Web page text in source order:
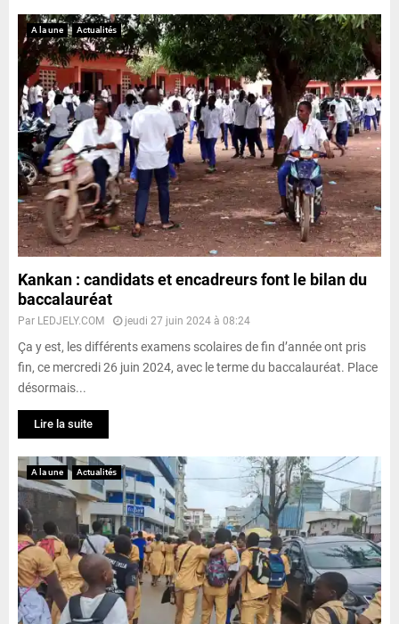
A la une Actualités
Kankan : candidats et encadreurs font le bilan du
baccalauréat
Par LEDJELY.COM jeudi 27 juin 2024 à 08:24
Ça y est, les différents examens scolaires de fin d’année ont pris
fin, ce mercredi 26 juin 2024, avec le terme du baccalauréat. Place
désormais...
Lire la suite
A la une Actualités